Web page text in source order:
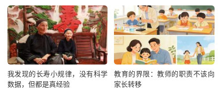
我发现的长寿小规律，没有科学
数据，但都是真经验
教育的界限：教师的职责不该向
家长转移